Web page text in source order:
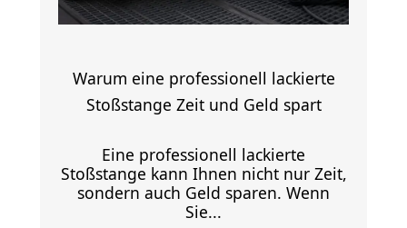
Warum eine professionell lackierte
Stoßstange Zeit und Geld spart
Eine professionell lackierte
Stoßstange kann Ihnen nicht nur Zeit,
sondern auch Geld sparen. Wenn
Sie...